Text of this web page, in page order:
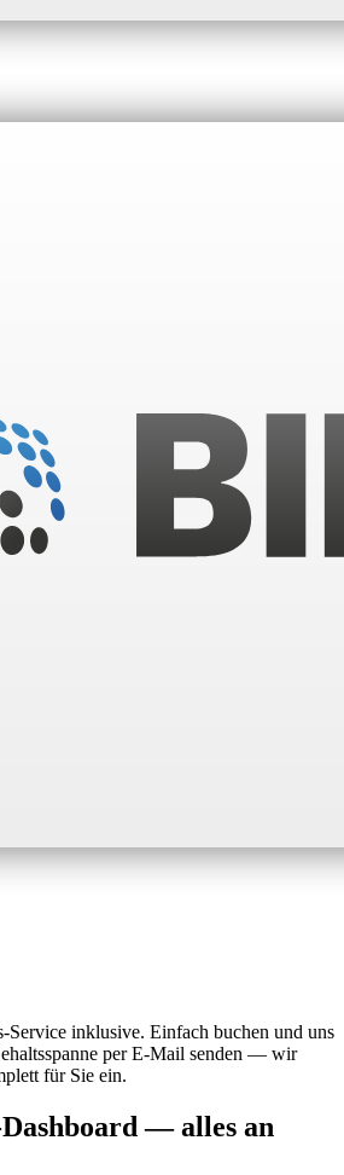
Service inklusive. Einfach buchen und uns
per E-Mail senden — wir
für Sie ein.
— alles an